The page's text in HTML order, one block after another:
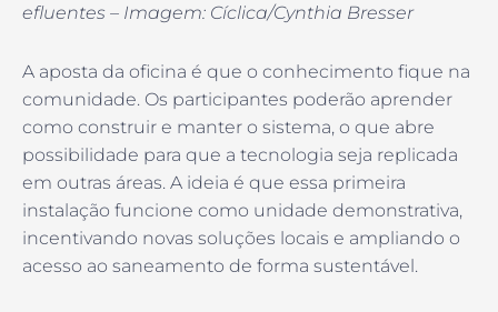
efluentes – Imagem: Cíclica/Cynthia Bresser
A aposta da oficina é que o conhecimento fique na
comunidade. Os participantes poderão aprender
como construir e manter o sistema, o que abre
possibilidade para que a tecnologia seja replicada
em outras áreas. A ideia é que essa primeira
instalação funcione como unidade demonstrativa,
incentivando novas soluções locais e ampliando o
acesso ao saneamento de forma sustentável.